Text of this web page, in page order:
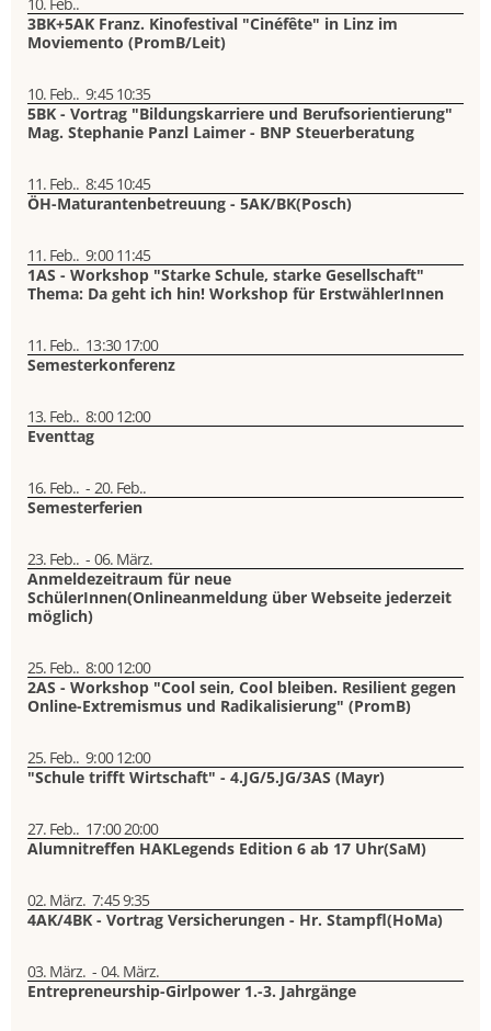
3BK+5AK Franz. Kinofestival "Cinéfête" in Linz im
Moviemento (PromB/Leit)
10. Feb.. 9:4510:35
5BK - Vortrag "Bildungskarriere und Berufsorientierung"
Mag. Stephanie Panzl Laimer - BNP Steuerberatung
11. Feb.. 8:4510:45
ÖH-Maturantenbetreuung - 5AK/BK(Posch)
11. Feb.. 9:0011:45
1AS - Workshop "Starke Schule, starke Gesellschaft"
Thema: Da geht ich hin! Workshop für ErstwählerInnen
11. Feb.. 13:3017:00
Semesterkonferenz
13. Feb.. 8:0012:00
Eventtag
16. Feb.. - 20. Feb..
Semesterferien
23. Feb.. - 06. März.
Anmeldezeitraum für neue
SchülerInnen(Onlineanmeldung über Webseite jederzeit
möglich)
25. Feb.. 8:0012:00
2AS - Workshop "Cool sein, Cool bleiben. Resilient gegen
Online-Extremismus und Radikalisierung" (PromB)
25. Feb.. 9:0012:00
"Schule trifft Wirtschaft" - 4.JG/5.JG/3AS (Mayr)
27. Feb.. 17:0020:00
Alumnitreffen HAKLegends Edition 6 ab 17 Uhr(SaM)
02. März. 7:459:35
4AK/4BK - Vortrag Versicherungen - Hr. Stampfl(HoMa)
03. März. - 04. März.
Entrepreneurship-Girlpower 1.-3. Jahrgänge